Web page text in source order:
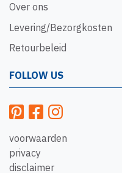
Over ons
Levering/Bezorgkosten
Retourbeleid
FOLLOW US
voorwaarden
privacy
disclaimer